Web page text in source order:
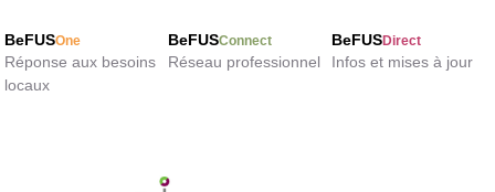
BeFUSOne
Réponse aux besoins
locaux
BeFUSConnect
Réseau professionnel
BeFUSDirect
Infos et mises à jour